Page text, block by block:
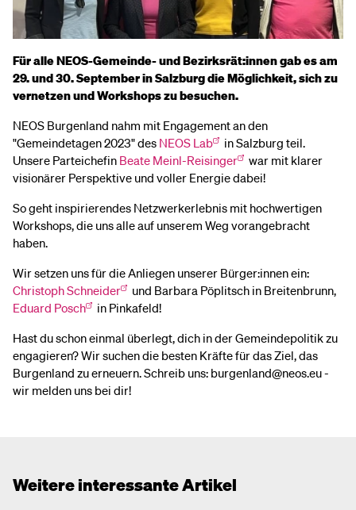
Für alle NEOS-Gemeinde- und Bezirksrät:innen gab es am
29. und 30. September in Salzburg die Möglichkeit, sich zu
vernetzen und Workshops zu besuchen.
NEOS Burgenland nahm mit Engagement an den
"Gemeindetagen 2023" des NEOS Lab
in Salzburg teil.
Unsere Parteichefin Beate Meinl-Reisinger
war mit klarer
visionärer Perspektive und voller Energie dabei!
So geht inspirierendes Netzwerkerlebnis mit hochwertigen
Workshops, die uns alle auf unserem Weg vorangebracht
haben.
Wir setzen uns für die Anliegen unserer Bürger:innen ein:
Christoph Schneider
und Barbara Pöplitsch in Breitenbrunn,
Eduard Posch
in Pinkafeld!
Hast du schon einmal überlegt, dich in der Gemeindepolitik zu
engagieren? Wir suchen die besten Kräfte für das Ziel, das
Burgenland zu erneuern. Schreib uns: burgenland@neos.eu -
wir melden uns bei dir!
Weitere interessante Artikel